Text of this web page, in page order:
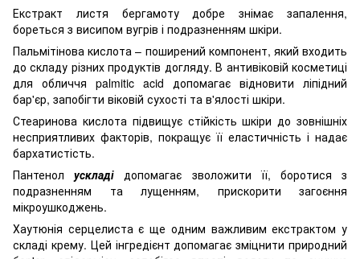
Екстракт листя бергамоту добре знімає запалення,
бореться з висипом вугрів і подразненням шкіри.
Пальмітінова кислота – поширений компонент, який входить
до складу різних продуктів догляду. В антивіковій косметиці
для обличчя palmitic acid допомагає відновити ліпідний
бар'єр, запобігти віковій сухості та в'ялості шкіри.
Стеаринова кислота підвищує стійкість шкіри до зовнішніх
несприятливих факторів, покращує її еластичність і надає
бархатистість.
Пантенолускладі допомагає зволожити її, боротися з
подразненням та лущенням, прискорити загоєння
мікроушкоджень.
Хаутюнія серцелиста є ще одним важливим екстрактом у
складі крему. Цей інгредієнт допомагає зміцнити природний